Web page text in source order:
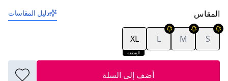
المقاس
دليل المقاسات
S
M
L
القطعة
XL
أضف إلى السلة